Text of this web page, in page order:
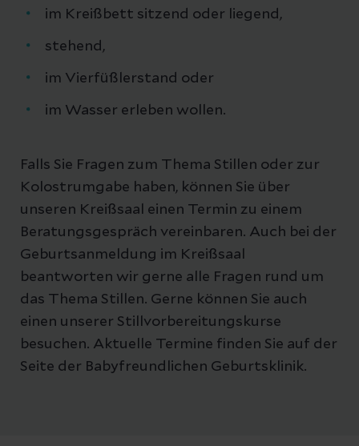
im Kreißbett sitzend oder liegend,
stehend,
im Vierfüßlerstand oder
im Wasser erleben wollen.
Falls Sie Fragen zum Thema Stillen oder zur
Kolostrumgabe haben, können Sie über
unseren Kreißsaal einen Termin zu einem
Beratungsgespräch vereinbaren. Auch bei der
Geburtsanmeldung im Kreißsaal
beantworten wir gerne alle Fragen rund um
das Thema Stillen. Gerne können Sie auch
einen unserer Stillvorbereitungskurse
besuchen. Aktuelle Termine finden Sie auf der
Seite der Babyfreundlichen Geburtsklinik.